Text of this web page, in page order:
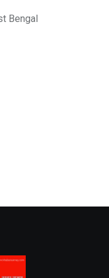
Bengal